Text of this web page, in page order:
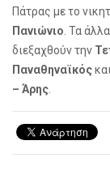
Πάτρας με το
Πανιώνιο . Τα
διεξαχθούν την
Παναθηναϊκός
– Άρης